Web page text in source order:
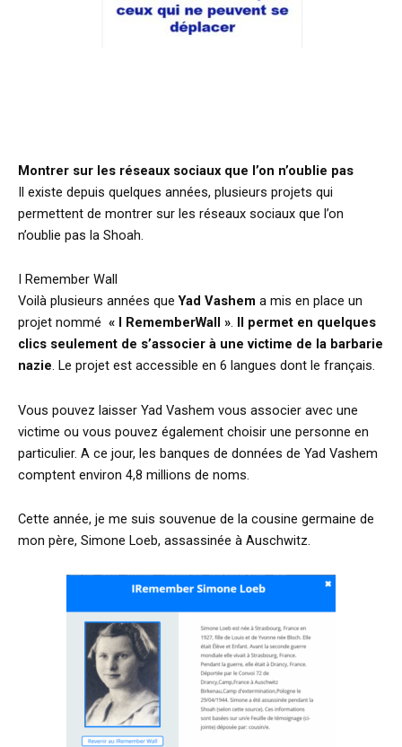
Montrer sur les réseaux sociaux que l’on n’oublie pas
Il existe depuis quelques années, plusieurs projets qui
permettent de montrer sur les réseaux sociaux que l’on
n’oublie pas la Shoah.
I Remember Wall
Voilà plusieurs années queYad Vashem a mis en place un
projet nommé « I RememberWall ». Il permet en quelques
clics seulement de s’associer à une victime de la barbarie
nazie. Le projet est accessible en 6 langues dont le français.
Vous pouvez laisser Yad Vashem vous associer avec une
victime ou vous pouvez également choisir une personne en
particulier. A ce jour, les banques de données de Yad Vashem
comptent environ 4,8 millions de noms.
Cette année, je me suis souvenue de la cousine germaine de
mon père, Simone Loeb, assassinée à Auschwitz.